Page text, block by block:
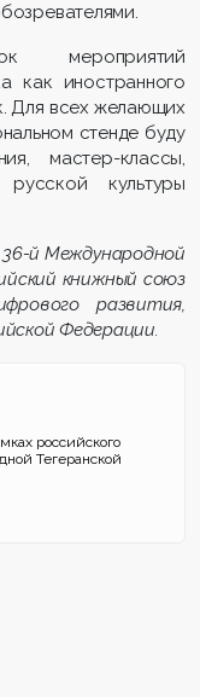
мероприятий
как иностранного
Для всех желающих
стенде буду
мастер-классы,
культуры
й Международной
книжный союз
развития,
Федерации.
российского
Тегеранской